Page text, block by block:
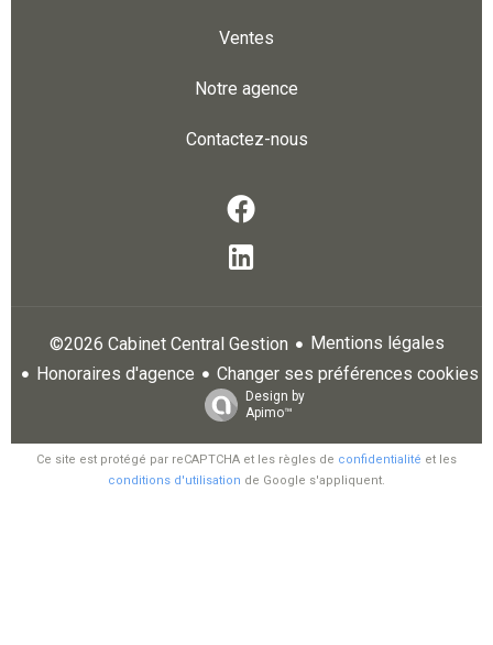
Ventes
Notre agence
Contactez-nous
©2026 Cabinet Central Gestion
Mentions légales
Honoraires d'agence
Changer ses préférences cookies
Design by
Apimo™
Ce site est protégé par reCAPTCHA et les règles de confidentialité et les
conditions d'utilisation de Google s'appliquent.